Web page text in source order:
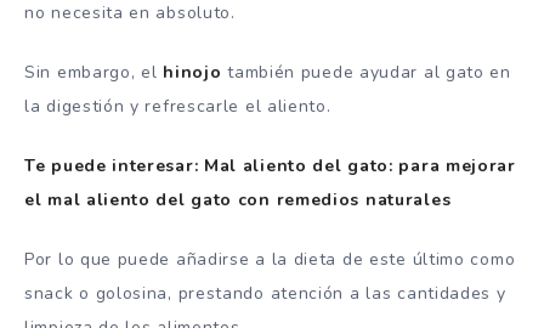
no necesita en absoluto.
Sin embargo, el hinojo también puede ayudar al gato en
la digestión y refrescarle el aliento.
Te puede interesar: Mal aliento del gato: para mejorar
el mal aliento del gato con remedios naturales
Por lo que puede añadirse a la dieta de este último como
snack o golosina, prestando atención a las cantidades y